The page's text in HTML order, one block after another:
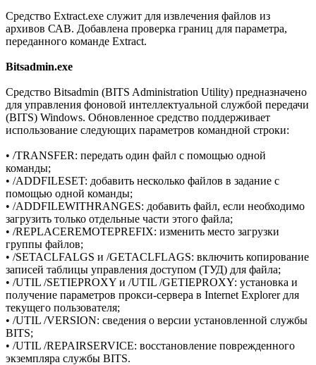
Средство Extract.exe служит для извлечения файлов из
архивов САВ. Добавлена проверка границ для параметра,
переданного команде Extract.
Bitsadmin.exe
Средство Bitsadmin (BITS Administration Utility) предназначено
для управления фоновой интеллектуальной службой передачи
(BITS) Windows. Обновленное средство поддерживает
использование следующих параметров командной строки:
• /TRANSFER: передать один файл с помощью одной
команды;
• /ADDFILESET: добавить несколько файлов в задание с
помощью одной команды;
• /ADDFILEWITHRANGES: добавить файл, если необходимо
загрузить только отдельные части этого файла;
• /REPLACEREMOTEPREFIX: изменить место загрузки
группы файлов;
• /SETACLFALGS и /GETACLFLAGS: включить копирование
записей таблицы управления доступом (ТУД) для файла;
• /UTIL /SETIEPROXY и /UTIL /GETIEPROXY: установка и
получение параметров прокси-сервера в Internet Explorer для
текущего пользователя;
• /UTIL /VERSION: сведения о версии установленной службы
BITS;
• /UTIL /REPAIRSERVICE: восстановление поврежденного
экземпляра службы BITS.